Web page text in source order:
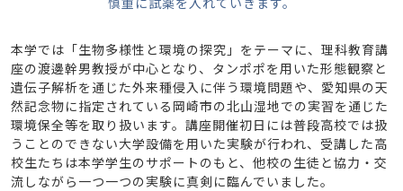
本学では「生物多様性と環境の探究」をテーマに、理科教育講
座の渡邊幹男教授が中心となり、タンポポを用いた形態観察と
遺伝子解析を通じた外来種侵入に伴う環境問題や、愛知県の天
然記念物に指定されている岡崎市の北山湿地での実習を通じた
環境保全等を取り扱います。講座開催初日には普段高校では扱
うことのできない大学設備を用いた実験が行われ、受講した高
校生たちは本学学生のサポートのもと、他校の生徒と協力・交
流しながら一つ一つの実験に真剣に臨んでいました。